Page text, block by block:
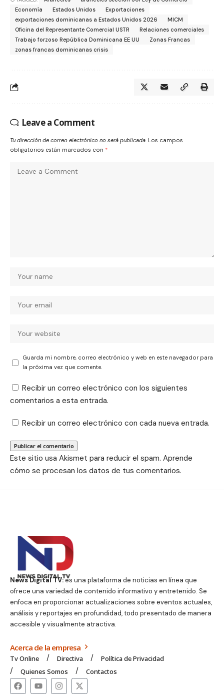
Economía
Estados Unidos
Exportaciones
exportaciones dominicanas a Estados Unidos 2026
MICM
Oficina del Representante Comercial USTR
Relaciones comerciales
Trabajo forzoso República Dominicana EE UU
Zonas Francas
zonas francas dominicanas crisis
Leave a Comment
Tu dirección de correo electrónico no será publicada. Los campos
obligatorios están marcados con *
Guarda mi nombre, correo electrónico y web en este navegador para
la próxima vez que comente.
Recibir un correo electrónico con los siguientes
comentarios a esta entrada.
Recibir un correo electrónico con cada nueva entrada.
Este sitio usa Akismet para reducir el spam. Aprende
cómo se procesan los datos de tus comentarios.
News Digital TV:es una plataforma de noticias en línea que
ofrece una variedad de contenido informativo y entretenido. Se
enfoca en proporcionar actualizaciones sobre eventos actuales,
análisis y reportajes en profundidad, todo presentado de manera
accesible y visualmente atractiva.
Acerca de la empresa
Tv Online Directiva
Política de Privacidad
Quienes Somos
Contactos